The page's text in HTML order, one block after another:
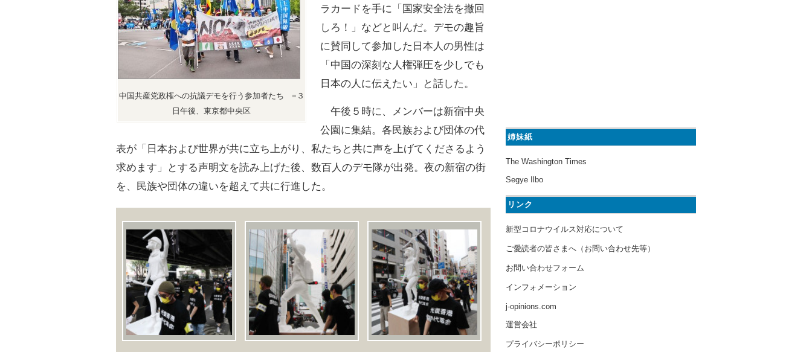
中国共産党政権への抗議デモを行う参加者たち =３
日午後、東京都中央区
ラカードを手に「国家安全法を撤回
しろ！」などと叫んだ。デモの趣旨
に賛同して参加した日本人の男性は
「中国の深刻な人権弾圧を少しでも
日本の人に伝えたい」と話した。
午後５時に、メンバーは新宿中央
公園に集結。各民族および団体の代
表が「日本および世界が共に立ち上がり、私たちと共に声を上げてくださるよう
求めます」とする声明文を読み上げた後、数百人のデモ隊が出発。夜の新宿の街
を、民族や団体の違いを超えて共に行進した。
姉妹紙
The Washington Times
Segye Ilbo
リンク
新型コロナウイルス対応について
ご愛読者の皆さまへ（お問い合わせ先等）
お問い合わせフォーム
インフォメーション
j-opinions.com
運営会社
プライバシーポリシー